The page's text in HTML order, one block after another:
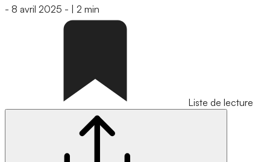
- 8 avril 2025 - 2 min
Liste de lecture